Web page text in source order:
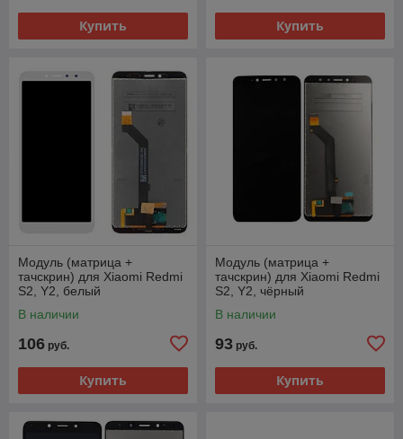
Купить Купить
Модуль (матрица +
тачскрин) для Xiaomi Redmi
S2, Y2, белый
В наличии
106 руб.
Купить
Модуль (матрица +
тачскрин) для Xiaomi Redmi
S2, Y2, чёрный
В наличии
93 руб.
Купить